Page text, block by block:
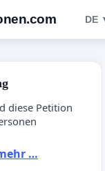
DE
diese Petition
…